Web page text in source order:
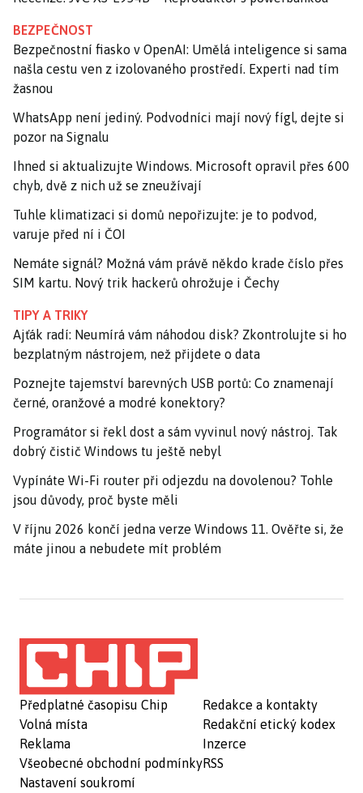
BEZPEČNOST
Bezpečnostní fiasko v OpenAI: Umělá inteligence si sama
našla cestu ven z izolovaného prostředí. Experti nad tím
žasnou
WhatsApp není jediný. Podvodníci mají nový fígl, dejte si
pozor na Signalu
Ihned si aktualizujte Windows. Microsoft opravil přes 600
chyb, dvě z nich už se zneužívají
Tuhle klimatizaci si domů nepořizujte: je to podvod,
varuje před ní i ČOI
Nemáte signál? Možná vám právě někdo krade číslo přes
SIM kartu. Nový trik hackerů ohrožuje i Čechy
TIPY A TRIKY
Ajťák radí: Neumírá vám náhodou disk? Zkontrolujte si ho
bezplatným nástrojem, než přijdete o data
Poznejte tajemství barevných USB portů: Co znamenají
černé, oranžové a modré konektory?
Programátor si řekl dost a sám vyvinul nový nástroj. Tak
dobrý čistič Windows tu ještě nebyl
Vypínáte Wi-Fi router při odjezdu na dovolenou? Tohle
jsou důvody, proč byste měli
V říjnu 2026 končí jedna verze Windows 11. Ověřte si, že
máte jinou a nebudete mít problém
Předplatné časopisu Chip
Volná místa
Reklama
Všeobecné obchodní podmínky
Nastavení soukromí
Redakce a kontakty
Redakční etický kodex
Inzerce
RSS